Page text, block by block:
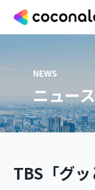
NEWS
ニュース
TBS「グ